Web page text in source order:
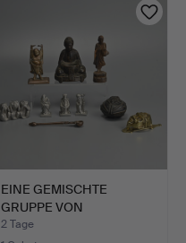
EINE GEMISCHTE
GRUPPE VON
METALLWAREN, ASI…
2 Tage